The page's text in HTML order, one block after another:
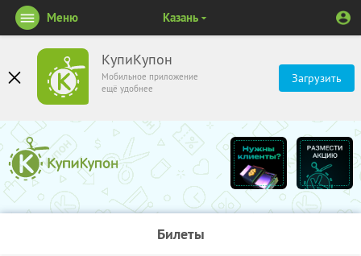
КупиКупон
Мобильное приложение
ещё удобнее
Загрузить
Меню Казань
Билеты